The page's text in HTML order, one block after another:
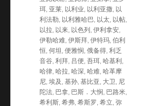
珥 亚莱 以利业 以利亚撒 以
利法勒 以利雅哈巴 以太 以帖
以拉 以来 以色列 ,伊利拿安
伊勒哈难 ,伊斯拜 ,伊特玛 ,伯利
恒 ,何坦 ,便雅悯 ,俄备得 ,利乏
音谷 ,利拜 吕便 ,吾珥 ,哈基利
哈律 ,哈拉 ,哈深 ,哈难 ,哈革摩
尼 ,埃及 ,基孙 ,基比亚 大卫
尼
陀法 巴拿 巴斯．大悯 巴路米
希利斯 ,希弗 ,希斯罗 ,希立 ,弥